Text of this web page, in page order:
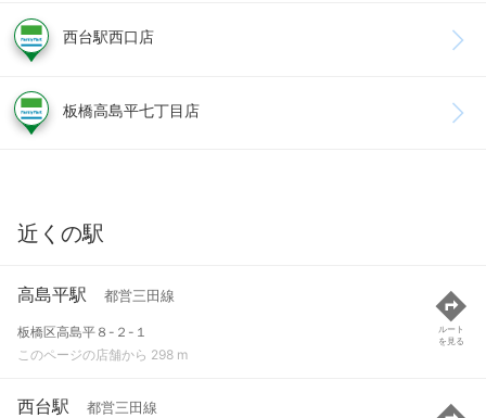
西台駅西口店
板橋高島平七丁目店
近くの駅
高島平駅 都営三田線
板橋区高島平８-２-１
このページの店舗から 298 m
ルート
を見る
西台駅 都営三田線